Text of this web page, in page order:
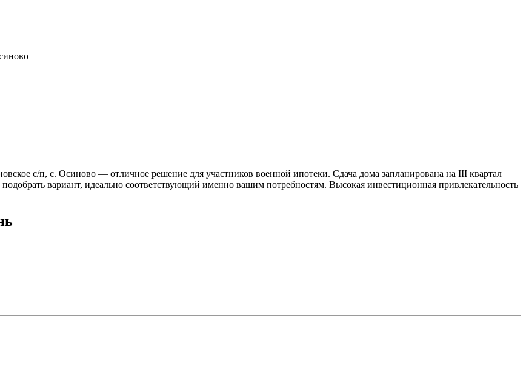
с/п, с. Осиново — отличное решение для участников военной ипотеки. Сдача дома запланирована на III квартал
вариант, идеально соответствующий именно вашим потребностям. Высокая инвестиционная привлекательность